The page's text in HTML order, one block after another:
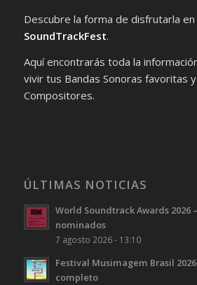
Descubre la forma de disfrutarla
SoundTrackFest.
Aquí encontrarás toda la
vivir tus Bandas Sonoras favoritas
Compositores.
ÚLTIMAS NOTICIAS
World Soundtrack Awards 2026
nominados
7 agosto 2026 - 13:10
Festival Musimagem Brasil
completo